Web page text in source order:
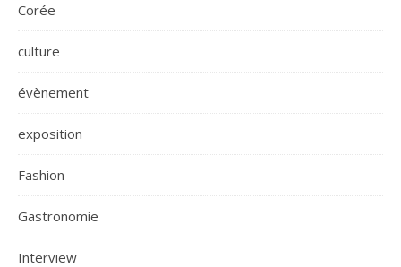
Corée
culture
évènement
exposition
Fashion
Gastronomie
Interview